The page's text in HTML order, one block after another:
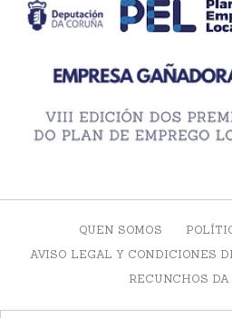
QUEN SOMOS
AVISO LEGAL Y CONDICIONES
RECUNCHOS